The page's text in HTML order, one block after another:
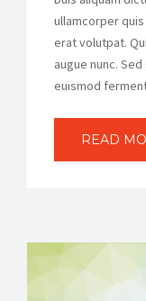
ullamcorper
erat volutpat.
augue nunc.
euismod
READ